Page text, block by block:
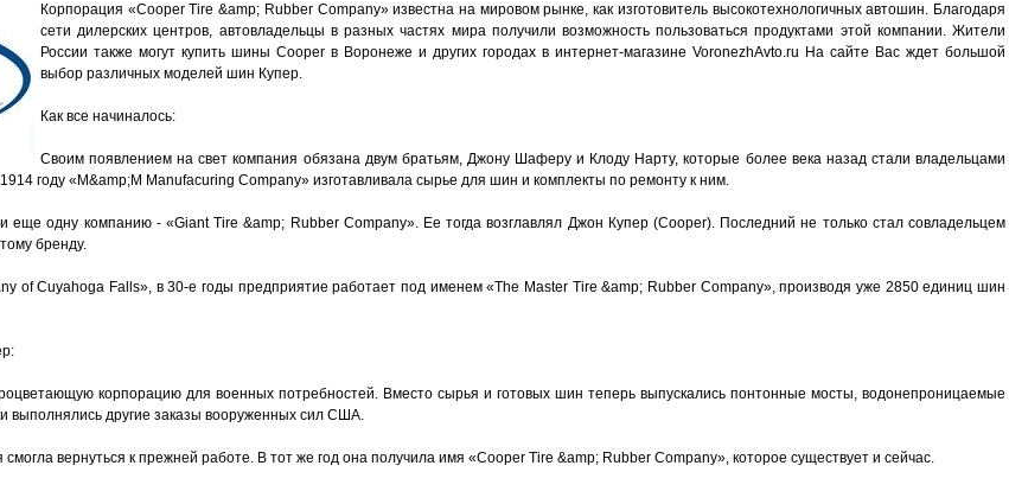
Корпорация «Cooper Tire &amp; Rubber Company» известна на мировом рынке, как изготовитель высокотехнологичных автошин. Благодаря
сети дилерских центров, автовладельцы в разных частях мира получили возможность пользоваться продуктами этой компании. Жители
России также могут купить шины Cooper в Воронеже и других городах в интернет-магазине VoronezhAvto.ru На сайте Вас ждет большой
выбор различных моделей шин Купер.
Как все начиналось:
Своим появлением на свет компания обязана двум братьям, Джону Шаферу и Клоду Нарту, которые более века назад стали владельцами
году «M&amp;M Manufacuring Company» изготавливала сырье для шин и комплекты по ремонту к ним.
еще одну компанию - «Giant Tire &amp; Rubber Company». Ее тогда возглавлял Джон Купер (Cooper). Последний не только стал совладельцем
бренду.
of Cuyahoga Falls», в 30-е годы предприятие работает под именем «The Master Tire &amp; Rubber Company», производя уже 2850 единиц шин
корпорацию для военных потребностей. Вместо сырья и готовых шин теперь выпускались понтонные мосты, водонепроницаемые
выполнялись другие заказы вооруженных сил США.
вернуться к прежней работе. В тот же год она получила имя «Cooper Tire &amp; Rubber Company», которое существует и сейчас.